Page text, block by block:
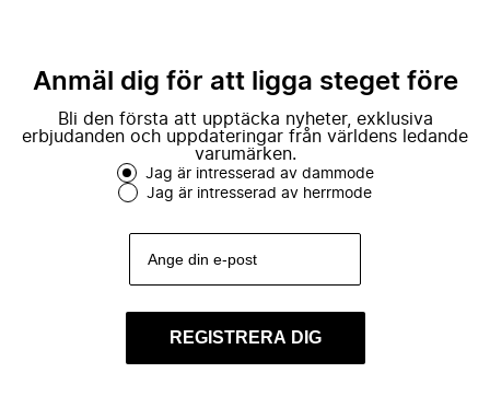
Anmäl dig för att ligga steget före
Bli den första att upptäcka nyheter, exklusiva
erbjudanden och uppdateringar från världens ledande
varumärken.
Jag är intresserad av dammode
Jag är intresserad av herrmode
REGISTRERA DIG